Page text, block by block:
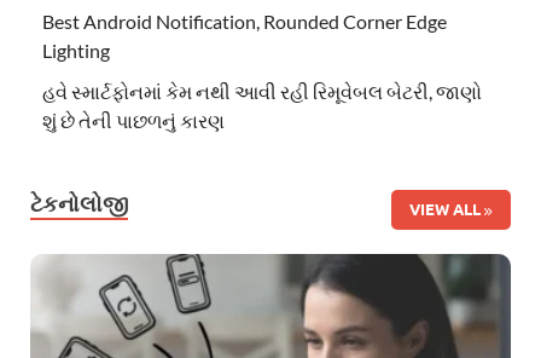
Best Android Notification, Rounded Corner Edge
Lighting
હવે સ્માર્ટફોનમાં કેમ નથી આવી રહી રિમૂવેબલ બેટરી, જાણો
શું છે તેની પાછળનું કારણ
ટેકનોલોજી VIEW ALL